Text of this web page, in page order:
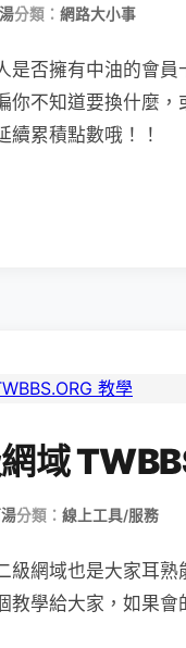
分類： 網路大小事
是否擁有中油的會員
你不知道要換什麼，
續累積點數哦！！
域
分類： 線上工具/服務
級網域也是大家耳
教學給大家，如果